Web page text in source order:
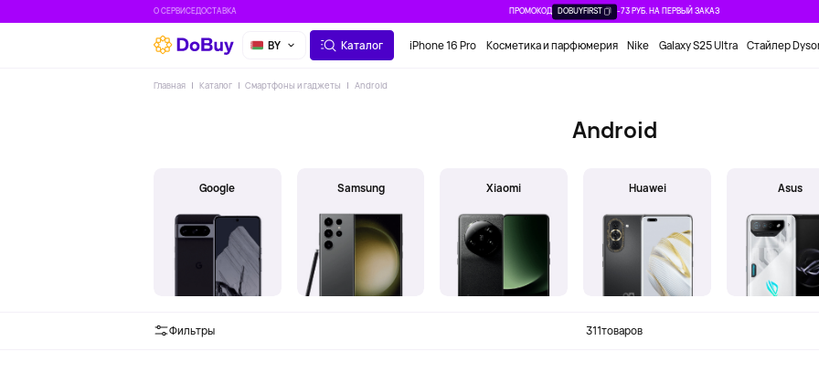
О СЕРВИСЕДОСТАВКА ПРОМОКОД DOBUYFIRST -73 РУБ. НА ПЕРВЫЙ ЗАКАЗ
BY Каталог iPhone 16 Pro Косметика и парфюмерия Nike Galaxy S25 Ultra Стайлер
Главная Каталог Смартфоны и гаджеты Android
Android
Google Samsung Xiaomi Huawei Asus
Фильтры 311товаров